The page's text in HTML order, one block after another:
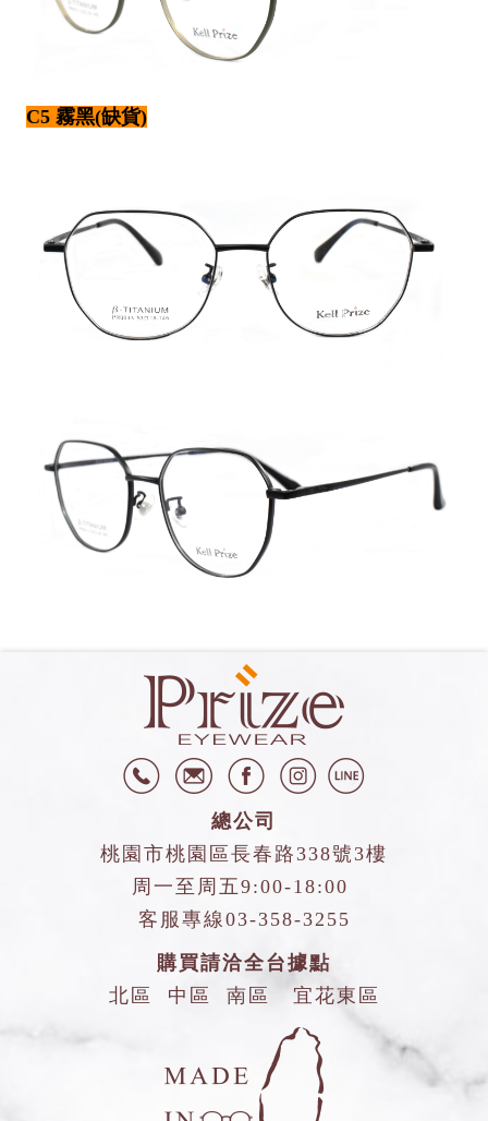
C5 霧黑(缺貨)
總公司
桃園市桃園區長春路338號3樓
周一至周五9:00-18:00
客服專線03-358-3255
購買請洽全台據點
北區
中區 南區 宜花東區